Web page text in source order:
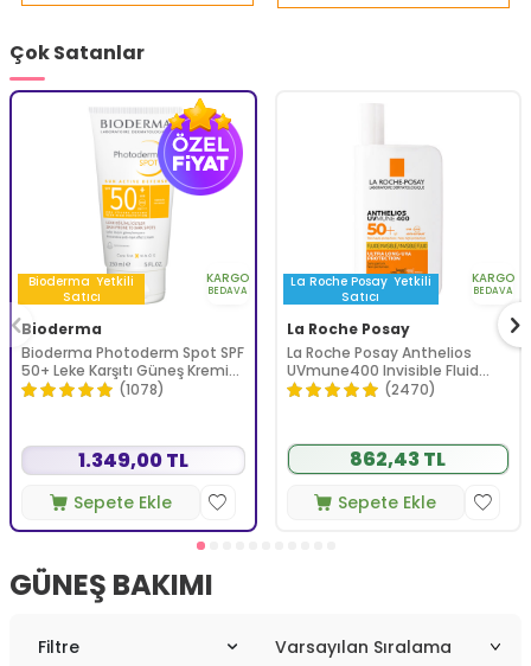
Çok Satanlar
Bioderma Yetkili
Satıcı
KARGO
BEDAVA
Bioderma
Bioderma Photoderm Spot SPF
50+ Leke Karşıtı Güneş Kremi
150 ml
(1078)
1.349,00 TL
Sepete Ekle
La Roche Posay Yetkili
Satıcı
KARGO
BEDAVA
La Roche Posay
La Roche Posay Anthelios
UVmune400 Invisible Fluid
Tüm Cilt Tipleri İçin SPF50+
(2470)
862,43 TL
Sepete Ekle
GÜNEŞ BAKIMI
Filtre